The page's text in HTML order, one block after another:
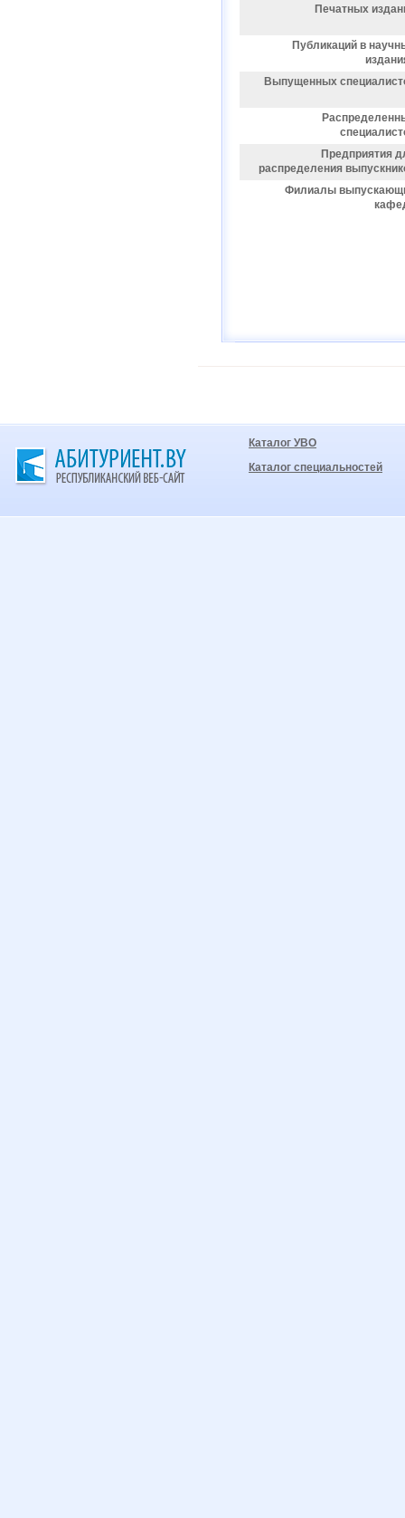
Печатных
Публикаций в
Выпущенных
Предприятия
распределения
Филиалы
Каталог УВО
Каталог специальностей